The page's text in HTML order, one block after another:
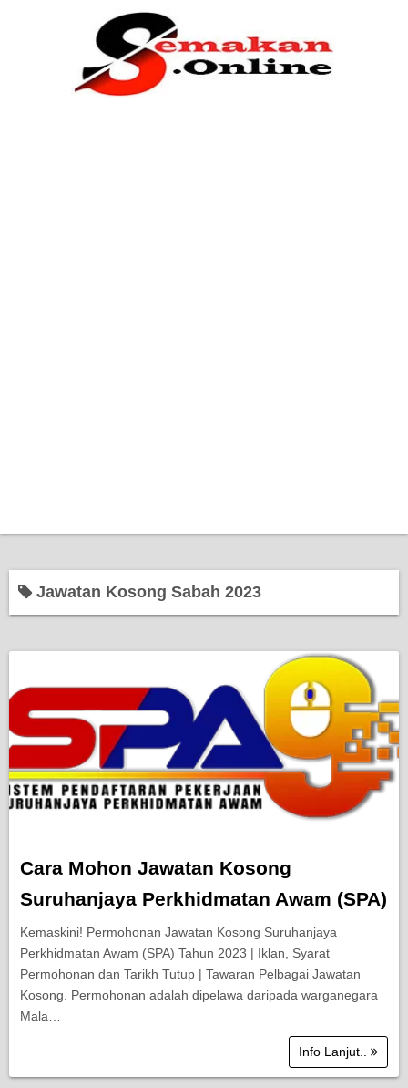
Jawatan Kosong Sabah 2023
Cara Mohon Jawatan Kosong
Suruhanjaya Perkhidmatan Awam (SPA)
Kemaskini! Permohonan Jawatan Kosong Suruhanjaya
Perkhidmatan Awam (SPA) Tahun 2023 | Iklan, Syarat
Permohonan dan Tarikh Tutup | Tawaran Pelbagai Jawatan
Kosong. Permohonan adalah dipelawa daripada warganegara
Mala…
Info Lanjut..